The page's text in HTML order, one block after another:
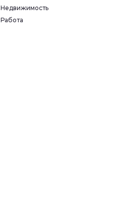
Недвижимость
Работа